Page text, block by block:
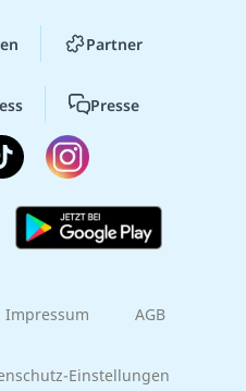
Partner
Presse
Impressum AGB
Einstellungen